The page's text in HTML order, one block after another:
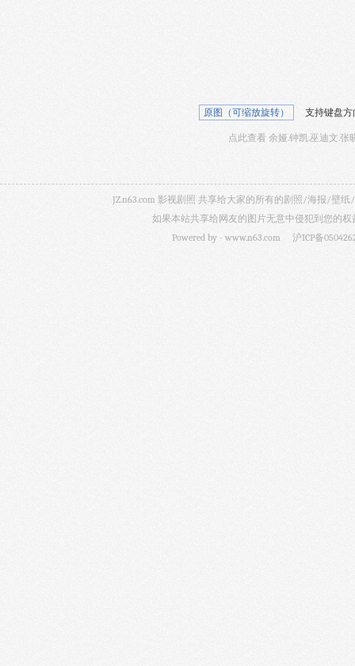
原图（可缩放旋转） 支持键盘方
点此查看 余娅.钟凯.巫迪文.张
JZ.n63.com 影视剧照 共享给大家的所有的剧照/海报/壁
如果本站共享给网友的图片无意中侵犯到您的
Powered by - www.n63.com 沪ICP备